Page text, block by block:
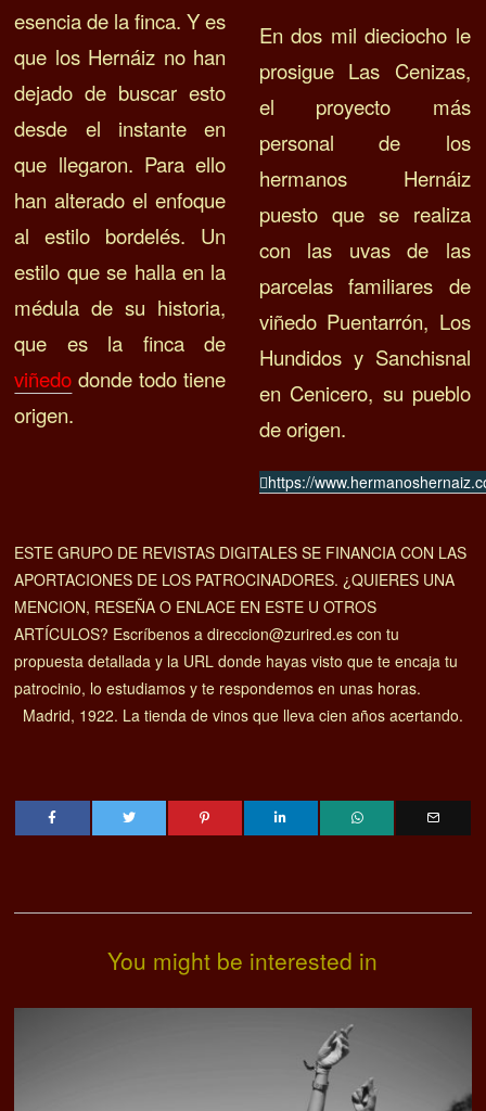
esencia de la finca. Y es
que los Hernáiz no han
dejado de buscar esto
desde el instante en
que llegaron. Para ello
han alterado el enfoque
al estilo bordelés. Un
estilo que se halla en la
médula de su historia,
que es la finca de
viñedo donde todo tiene
origen.
En dos mil dieciocho le
prosigue Las Cenizas,
el proyecto más
personal de los
hermanos Hernáiz
puesto que se realiza
con las uvas de las
parcelas familiares de
viñedo Puentarrón, Los
Hundidos y Sanchisnal
en Cenicero, su pueblo
de origen.
https://
ESTE GRUPO DE REVISTAS DIGITALES SE FINANCIA CON LAS
APORTACIONES DE LOS PATROCINADORES. ¿QUIERES UNA
MENCION, RESEÑA O ENLACE EN ESTE U OTROS
ARTÍCULOS? Escríbenos a direccion@zurired.es con tu
propuesta detallada y la URL donde hayas visto que te encaja tu
patrocinio, lo estudiamos y te respondemos en unas horas.
Madrid, 1922. La tienda de vinos que lleva cien años acertando.
You might be interested in